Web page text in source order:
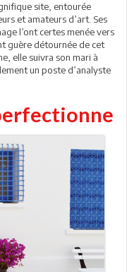
site, entourée
et amateurs d’art. Ses
l’ont certes menée vers
guère détournée de cet
elle suivra son mari à
un poste d’analyste